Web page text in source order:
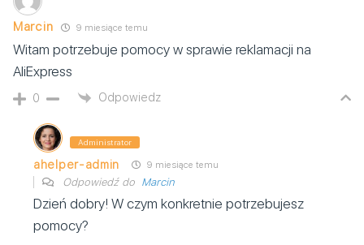
Marcin 9 miesiące temu
Witam potrzebuje pomocy w sprawie reklamacji na
AliExpress
0 Odpowiedz
Administrator
ahelper-admin 9 miesiące temu
Odpowiedź do Marcin
Dzień dobry! W czym konkretnie potrzebujesz
pomocy?